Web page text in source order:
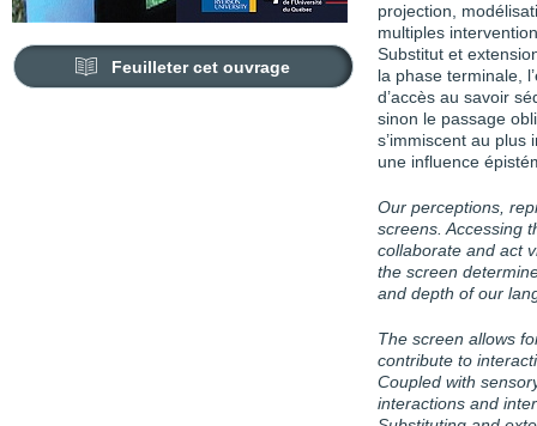
Feuilleter cet ouvrage
projection,
multiples
Substitut et
la phase terminale,
d’accès au savoir
sinon le passage
s’immiscent au
une influence
Our perceptions,
screens. Accessing
collaborate and act
the screen
and depth of our
The screen allows
contribute to
Coupled with
interactions and